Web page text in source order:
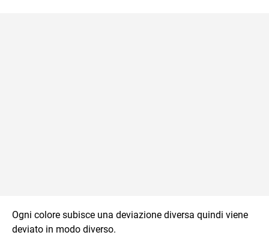
Ogni colore subisce una deviazione diversa quindi viene
deviato in modo diverso.